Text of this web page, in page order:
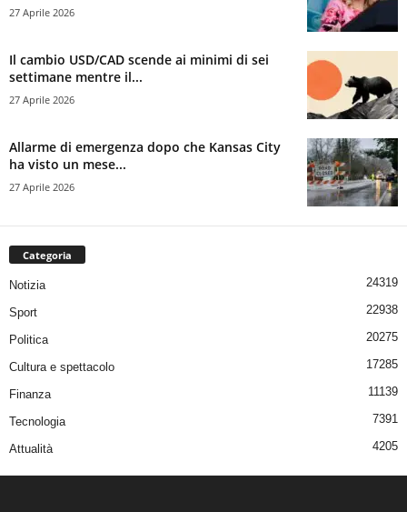
27 Aprile 2026
Il cambio USD/CAD scende ai minimi di sei
settimane mentre il...
27 Aprile 2026
Allarme di emergenza dopo che Kansas City
ha visto un mese...
27 Aprile 2026
Categoria
Notizia 24319
Sport 22938
Politica 20275
Cultura e spettacolo 17285
Finanza 11139
Tecnologia 7391
Attualità 4205